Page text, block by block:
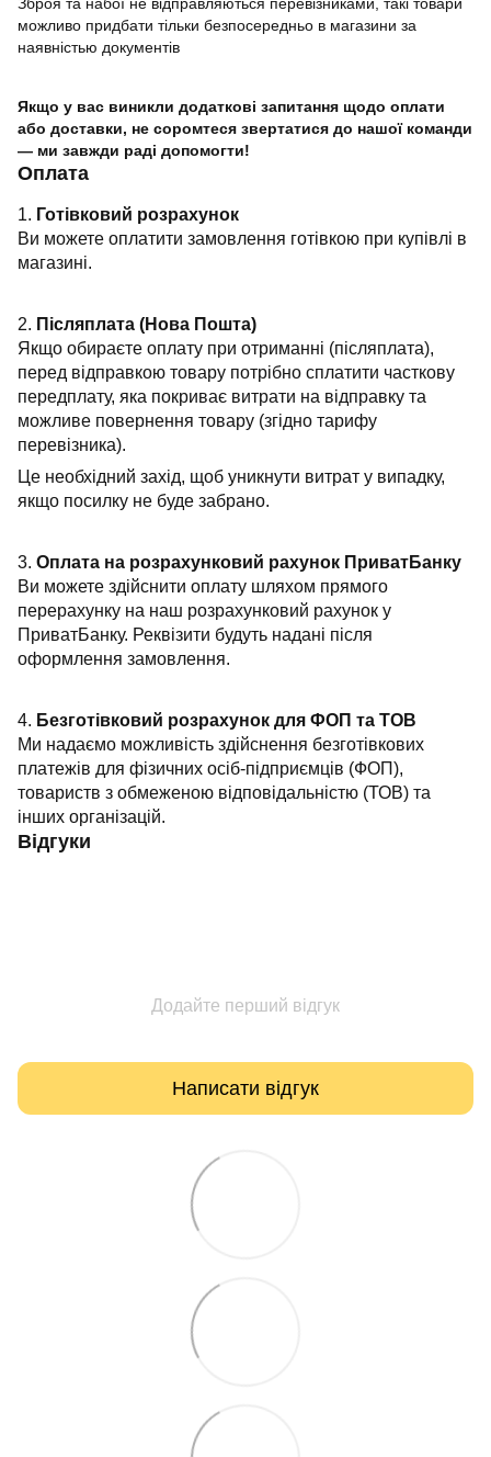
можливо придбати тільки безпосередньо в магазини за
наявністью документів
Якщо у вас виникли додаткові запитання щодо оплати
або доставки, не соромтеся звертатися до нашої команди
— ми завжди раді допомогти!
Оплата
1. Готівковий розрахунок
Ви можете оплатити замовлення готівкою при купівлі в
магазині.
2. Післяплата (Нова Пошта)
Якщо обираєте оплату при отриманні (післяплата),
перед відправкою товару потрібно сплатити часткову
передплату, яка покриває витрати на відправку та
можливе повернення товару (згідно тарифу
перевізника).
Це необхідний захід, щоб уникнути витрат у випадку,
якщо посилку не буде забрано.
3. Оплата на розрахунковий рахунок ПриватБанку
Ви можете здійснити оплату шляхом прямого
перерахунку на наш розрахунковий рахунок у
ПриватБанку. Реквізити будуть надані після
оформлення замовлення.
4. Безготівковий розрахунок для ФОП та ТОВ
Ми надаємо можливість здійснення безготівкових
платежів для фізичних осіб-підприємців (ФОП),
товариств з обмеженою відповідальністю (ТОВ) та
інших організацій.
Відгуки
Додайте перший відгук
Написати відгук